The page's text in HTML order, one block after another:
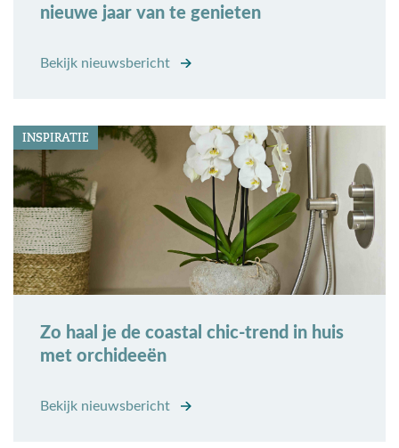
nieuwe jaar van te genieten
Bekijk nieuwsbericht
INSPIRATIE
Zo haal je de coastal chic-trend in huis
met orchideeën
Bekijk nieuwsbericht